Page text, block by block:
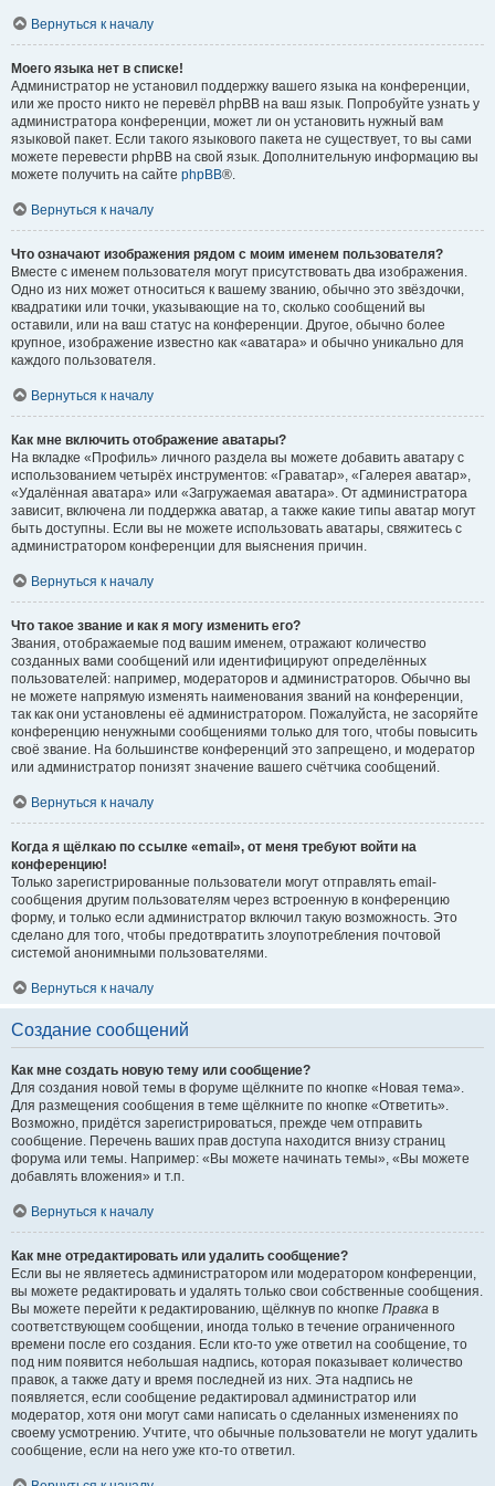
Вернуться к началу
Моего языка нет в списке!
Администратор не установил поддержку вашего языка на конференции,
или же просто никто не перевёл phpBB на ваш язык. Попробуйте узнать у
администратора конференции, может ли он установить нужный вам
языковой пакет. Если такого языкового пакета не существует, то вы сами
можете перевести phpBB на свой язык. Дополнительную информацию вы
можете получить на сайте phpBB®.
Вернуться к началу
Что означают изображения рядом с моим именем пользователя?
Вместе с именем пользователя могут присутствовать два изображения.
Одно из них может относиться к вашему званию, обычно это звёздочки,
квадратики или точки, указывающие на то, сколько сообщений вы
оставили, или на ваш статус на конференции. Другое, обычно более
крупное, изображение известно как «аватара» и обычно уникально для
каждого пользователя.
Вернуться к началу
Как мне включить отображение аватары?
На вкладке «Профиль» личного раздела вы можете добавить аватару с
использованием четырёх инструментов: «Граватар», «Галерея аватар»,
«Удалённая аватара» или «Загружаемая аватара». От администратора
зависит, включена ли поддержка аватар, а также какие типы аватар могут
быть доступны. Если вы не можете использовать аватары, свяжитесь с
администратором конференции для выяснения причин.
Вернуться к началу
Что такое звание и как я могу изменить его?
Звания, отображаемые под вашим именем, отражают количество
созданных вами сообщений или идентифицируют определённых
пользователей: например, модераторов и администраторов. Обычно вы
не можете напрямую изменять наименования званий на конференции,
так как они установлены её администратором. Пожалуйста, не засоряйте
конференцию ненужными сообщениями только для того, чтобы повысить
своё звание. На большинстве конференций это запрещено, и модератор
или администратор понизят значение вашего счётчика сообщений.
Вернуться к началу
Когда я щёлкаю по ссылке «email», от меня требуют войти на
конференцию!
Только зарегистрированные пользователи могут отправлять email-
сообщения другим пользователям через встроенную в конференцию
форму, и только если администратор включил такую возможность. Это
сделано для того, чтобы предотвратить злоупотребления почтовой
системой анонимными пользователями.
Вернуться к началу
Создание сообщений
Как мне создать новую тему или сообщение?
Для создания новой темы в форуме щёлкните по кнопке «Новая тема».
Для размещения сообщения в теме щёлкните по кнопке «Ответить».
Возможно, придётся зарегистрироваться, прежде чем отправить
сообщение. Перечень ваших прав доступа находится внизу страниц
форума или темы. Например: «Вы можете начинать темы», «Вы можете
добавлять вложения» и т.п.
Вернуться к началу
Как мне отредактировать или удалить сообщение?
Если вы не являетесь администратором или модератором конференции,
вы можете редактировать и удалять только свои собственные сообщения.
Вы можете перейти к редактированию, щёлкнув по кнопке Правка в
соответствующем сообщении, иногда только в течение ограниченного
времени после его создания. Если кто-то уже ответил на сообщение, то
под ним появится небольшая надпись, которая показывает количество
правок, а также дату и время последней из них. Эта надпись не
появляется, если сообщение редактировал администратор или
модератор, хотя они могут сами написать о сделанных изменениях по
своему усмотрению. Учтите, что обычные пользователи не могут удалить
сообщение, если на него уже кто-то ответил.